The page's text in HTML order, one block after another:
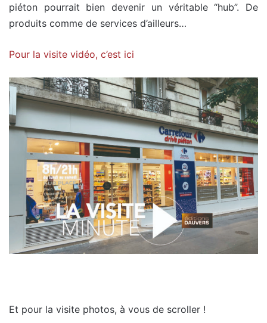
piéton pourrait bien devenir un véritable “hub”. De
produits comme de services d’ailleurs…
Pour la visite vidéo, c’est ici
Et pour la visite photos, à vous de scroller !